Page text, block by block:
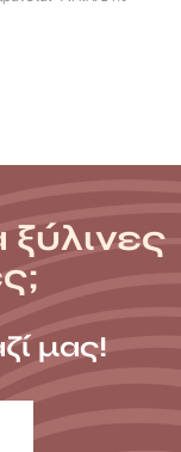
ξύλινες
μας!